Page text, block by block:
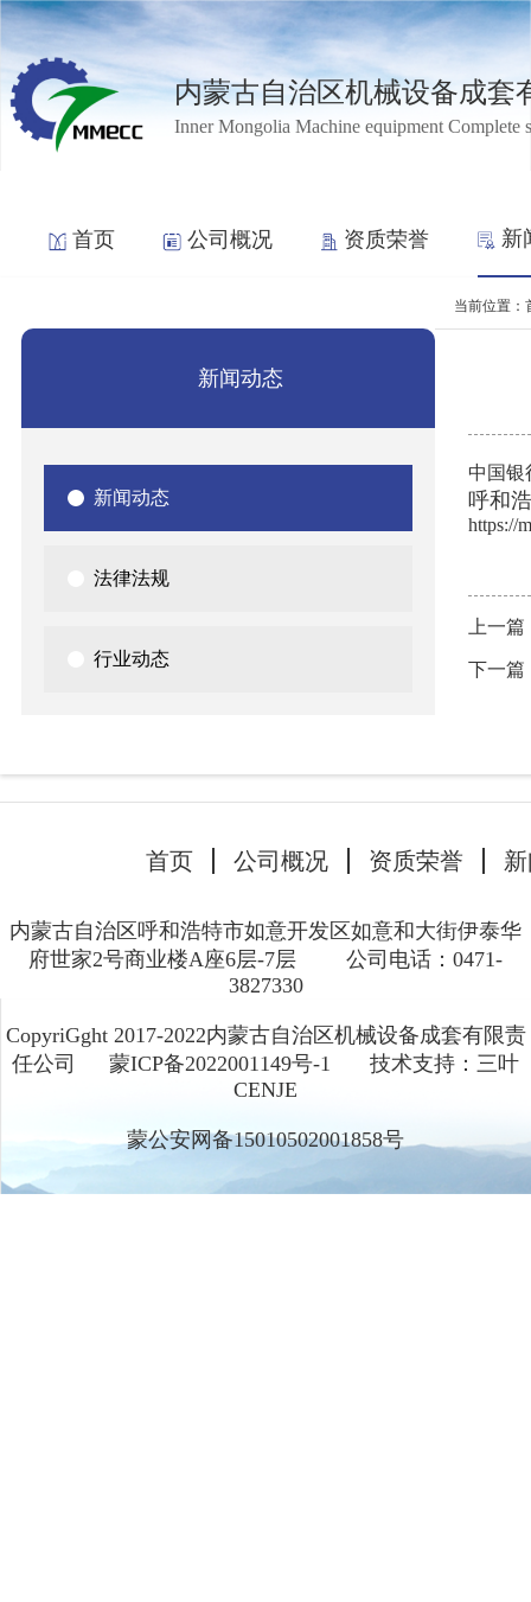
内蒙古自治区机械设备成套
Inner Mongolia Machine equipment Complete
首页 公司概况 资质荣誉 新
新闻动态
新闻动态
法律法规
行业动态
当前位置：
中国银
呼和
https://
上一
下一篇
首页 公司概况 资质荣誉
内蒙古自治区呼和浩特市如意开发区如意和大街伊泰华
府世家2号商业楼A座6层-7层
公司电话：0471-
3827330
CopyriGght 2017-2022内蒙古自治区机械设备成套有限责
任公司
蒙ICP备2022001149号-1
技术支持：三叶
CENJE
蒙公安网备15010502001858号